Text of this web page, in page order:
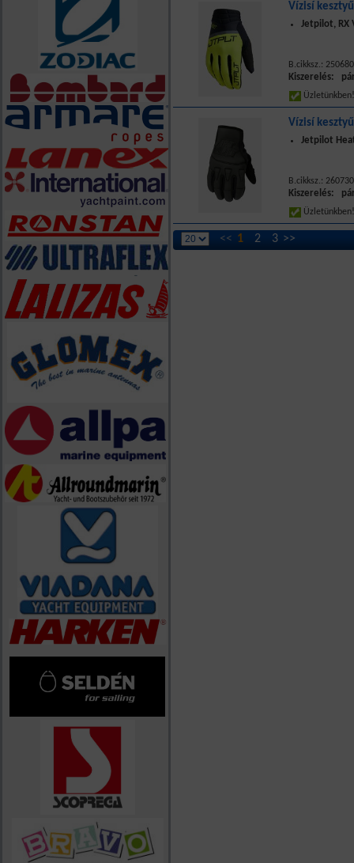
Vízisí
Jetpilot, RX
B.cikksz.:
Kiszerelés:
Vízisí
Jetpilot
B.cikksz.:
Kiszerelés:
<< 1 2 3 >>